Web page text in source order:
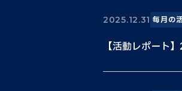
2025.12.31 毎月の
【活動レポート